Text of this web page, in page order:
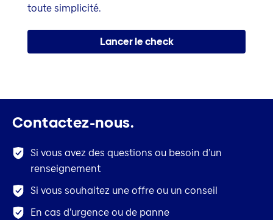
toute simplicité.
Lancer le check
Contactez-nous.
Si vous avez des questions ou besoin d’un
renseignement
Si vous souhaitez une offre ou un conseil
En cas d’urgence ou de panne